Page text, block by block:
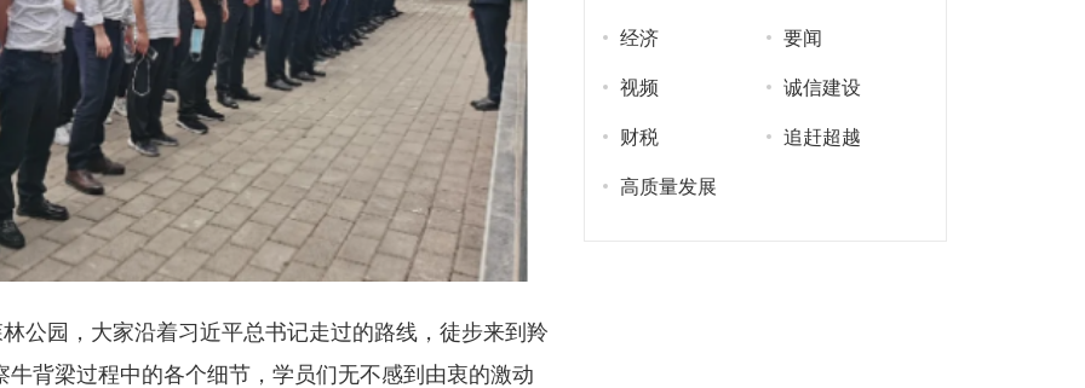
公园，大家沿着习近平总书记走过的路线，徒步来到羚
背梁过程中的各个细节，学员们无不感到由衷的激动
经济 要闻
视频 诚信建设
财税 追赶超越
高质量发展